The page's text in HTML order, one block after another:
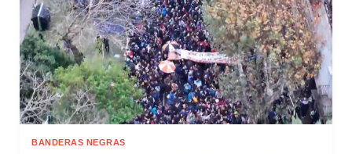
BANDERAS NEGRAS